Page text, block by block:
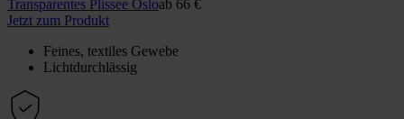
Transparentes Plissee Osloab 66 €
Jetzt zum Produkt
Feines, textiles Gewebe
Lichtdurchlässig